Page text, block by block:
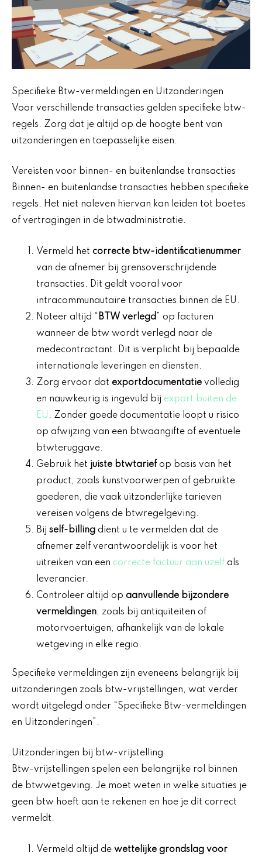
Specifieke Btw-vermeldingen en Uitzonderingen
Voor verschillende transacties gelden specifieke btw-
regels. Zorg dat je altijd op de hoogte bent van
uitzonderingen en toepasselijke eisen.
Vereisten voor binnen- en buitenlandse transacties
Binnen- en buitenlandse transacties hebben specifieke
regels. Het niet naleven hiervan kan leiden tot boetes
of vertragingen in de btwadministratie.
Vermeld het correcte btw-identificatienummer
van de afnemer bij grensoverschrijdende
transacties. Dit geldt vooral voor
intracommunautaire transacties binnen de EU.
Noteer altijd “ BTW verlegd” op facturen
wanneer de btw wordt verlegd naar de
medecontractant. Dit is verplicht bij bepaalde
internationale leveringen en diensten.
Zorg ervoor dat exportdocumentatie volledig
en nauwkeurig is ingevuld bij export buiten de
EU . Zonder goede documentatie loopt u risico
op afwijzing van een btwaangifte of eventuele
btwteruggave.
Gebruik het juiste btwtariefop basis van het
product, zoals kunstvoorwerpen of gebruikte
goederen, die vaak uitzonderlijke tarieven
vereisen volgens de btwregelgeving.
Bij self-billing dient u te vermelden dat de
afnemer zelf verantwoordelijk is voor het
uitreiken van een correcte factuur aan uzelf als
leverancier.
Controleer altijd op aanvullende bijzondere
vermeldingen, zoals bij antiquiteiten of
motorvoertuigen, afhankelijk van de lokale
wetgeving in elke regio.
Specifieke vermeldingen zijn eveneens belangrijk bij
uitzonderingen zoals btw-vrijstellingen, wat verder
wordt uitgelegd onder “Specifieke Btw-vermeldingen
en Uitzonderingen”.
Uitzonderingen bij btw-vrijstelling
Btw-vrijstellingen spelen een belangrijke rol binnen
de btwwetgeving. Je moet weten in welke situaties je
geen btw hoeft aan te rekenen en hoe je dit correct
vermeldt.
Vermeld altijd de wettelijke grondslag voor